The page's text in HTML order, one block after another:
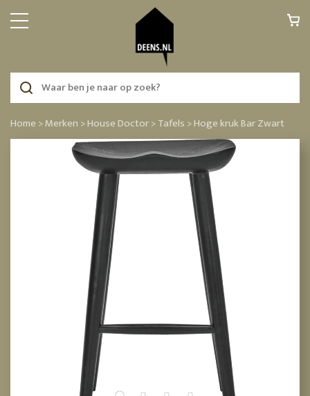
Home >Merken >House Doctor >Tafels >Hoge kruk Bar Zwart